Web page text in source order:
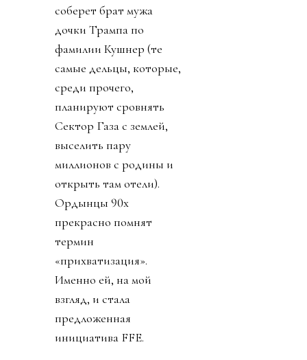
соберет брат мужа
дочки Трампа по
фамилии Кушнер (те
самые дельцы, которые,
среди прочего,
планируют сровнять
Сектор Газа с землей,
выселить пару
миллионов с родины и
открыть там отели).
Ордынцы 90х
прекрасно помнят
термин
«прихватизация».
Именно ей, на мой
взгляд, и стала
предложенная
инициатива FFE.